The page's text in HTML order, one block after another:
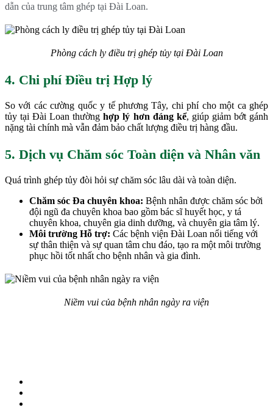
dẫn của trung tâm ghép tại Đài Loan.
Phòng cách ly điều trị ghép tủy tại Đài Loan
4. Chi phí Điều trị Hợp lý
So với các cường quốc y tế phương Tây, chi phí cho một ca ghép
tủy tại Đài Loan thườnghợp lý hơn đáng kể, giúp giảm bớt gánh
nặng tài chính mà vẫn đảm bảo chất lượng điều trị hàng đầu.
5. Dịch vụ Chăm sóc Toàn diện và Nhân văn
Quá trình ghép tủy đòi hỏi sự chăm sóc lâu dài và toàn diện.
Chăm sóc Đa chuyên khoa: Bệnh nhân được chăm sóc bởi
đội ngũ đa chuyên khoa bao gồm bác sĩ huyết học, y tá
chuyên khoa, chuyên gia dinh dưỡng, và chuyên gia tâm lý.
Môi trường Hỗ trợ: Các bệnh viện Đài Loan nổi tiếng với
sự thân thiện và sự quan tâm chu đáo, tạo ra một môi trường
phục hồi tốt nhất cho bệnh nhân và gia đình.
Niềm vui của bệnh nhân ngày ra viện